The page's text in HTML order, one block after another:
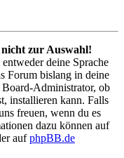
nicht zur Auswahl!
deine Sprache
Forum bislang in deine
Board-Administrator, ob
installieren kann. Falls
freuen, wenn du es
dazu können auf
aufphpBB.de